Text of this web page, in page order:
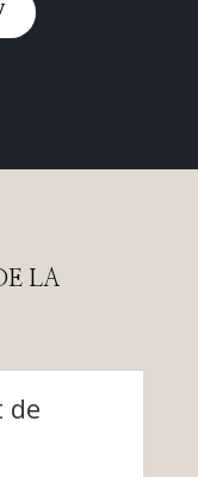
LA
de